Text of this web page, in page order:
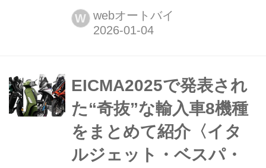
の栄冠に輝いた名機「Ninja ZX-10R」
の2026年モデルが登場。新開発の大型
により高速域でのダウンフォースを約
25%増加し、デザインも精悍に進化。
国内導入も予定されている注...
W webオートバイ
EICMA2025で発表され
た“奇抜”な輸入車8機種
をまとめて紹介〈イタ
ルジェット・ベスパ・